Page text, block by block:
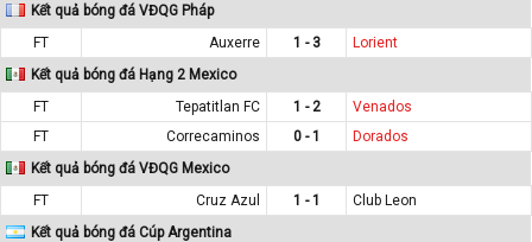
Kết quả bóng đá VĐQG Pháp
FT
Auxerre 1 - 3
Lorient
Kết quả bóng đá Hạng 2 Mexico
FT
Tepatitlan FC 1 - 2
Venados
FT
Correcaminos 0 - 1
Dorados
Kết quả bóng đá VĐQG Mexico
FT
Cruz Azul 1 - 1
Club Leon
Kết quả bóng đá Cúp Argentina